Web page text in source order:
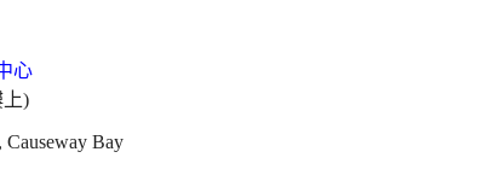
)
Causeway Bay